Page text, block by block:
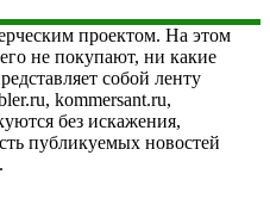
проектом. На этом
не покупают, ни какие
собой ленту
kommersant.ru,
без искажения,
публикуемых новостей